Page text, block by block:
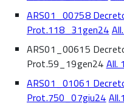
ARS01_00758
Prot.118_31gen24
ARS01_00615
Prot.59_19gen24 All. 1
ARS01_01061
Prot.750_07giu24 All.1